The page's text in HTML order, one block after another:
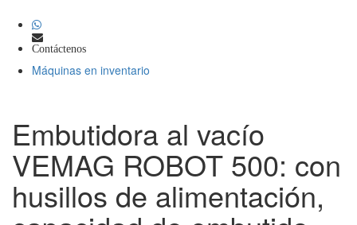
Contáctenos
Máquinas en inventario
Embutidora al vacío
VEMAG ROBOT 500: con
husillos de alimentación,